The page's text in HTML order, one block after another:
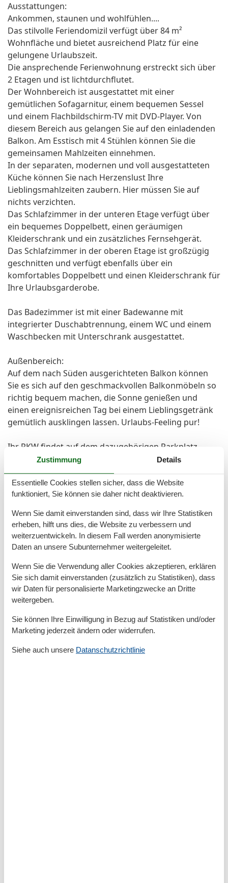
Ausstattungen:
Ankommen, staunen und wohlfühlen....
Das stilvolle Feriendomizil verfügt über 84 m²
Wohnfläche und bietet ausreichend Platz für eine
gelungene Urlaubszeit.
Die ansprechende Ferienwohnung erstreckt sich über
2 Etagen und ist lichtdurchflutet.
Der Wohnbereich ist ausgestattet mit einer
gemütlichen Sofagarnitur, einem bequemen Sessel
und einem Flachbildschirm-TV mit DVD-Player. Von
diesem Bereich aus gelangen Sie auf den einladenden
Balkon. Am Esstisch mit 4 Stühlen können Sie die
gemeinsamen Mahlzeiten einnehmen.
In der separaten, modernen und voll ausgestatteten
Küche können Sie nach Herzenslust Ihre
Lieblingsmahlzeiten zaubern. Hier müssen Sie auf
nichts verzichten.
Das Schlafzimmer in der unteren Etage verfügt über
ein bequemes Doppelbett, einen geräumigen
Kleiderschrank und ein zusätzliches Fernsehgerät.
Das Schlafzimmer in der oberen Etage ist großzügig
geschnitten und verfügt ebenfalls über ein
komfortables Doppelbett und einen Kleiderschrank für
Ihre Urlaubsgarderobe.
Das Badezimmer ist mit einer Badewanne mit
integrierter Duschabtrennung, einem WC und einem
Waschbecken mit Unterschrank ausgestattet.
Außenbereich:
Auf dem nach Süden ausgerichteten Balkon können
Sie es sich auf den geschmackvollen Balkonmöbeln so
richtig bequem machen, die Sonne genießen und
einen ereignisreichen Tag bei einem Lieblingsgetränk
gemütlich ausklingen lassen. Urlaubs-Feeling pur!
Ihr PKW findet auf dem dazugehörigen Parkplatz
hinter dem Haus seinen eigenen Platz (bis Höhe
1,98m).
Zudem gibt es für Ihre Fahrräder eine sichere
Abstellmöglichkeit in einem eigenen, zur Wohnung
gehörenden Fahrradkeller. Dort steht Ihnen auch ein
Bollerwagen kostenfrei zur Verfügung.
Besonderes:
Ihnen bei jedem Wetter genügend Platz bietet und
ideal gelegen ist.
Die großen Fenster in den Räumen lassen die Sonne
großzügig herein.
Bei einer Belegung von nur 2 Personen und nur einer
in der Hauptsaison und an Silvester).
Zustimmung Details
Essentielle Cookies stellen sicher, dass die Website
funktioniert, Sie können sie daher nicht deaktivieren.
Wenn Sie damit einverstanden sind, dass wir Ihre Statistiken
erheben, hilft uns dies, die Website zu verbessern und
weiterzuentwickeln. In diesem Fall werden anonymisierte
Daten an unsere Subunternehmer weitergeleitet.
Wenn Sie die Verwendung aller Cookies akzeptieren, erklären
Sie sich damit einverstanden (zusätzlich zu Statistiken), dass
wir Daten für personalisierte Marketingzwecke an Dritte
weitergeben.
Sie können Ihre Einwilligung in Bezug auf Statistiken und/oder
Marketing jederzeit ändern oder widerrufen.
Siehe auch unsere Datanschutzrichtlinie